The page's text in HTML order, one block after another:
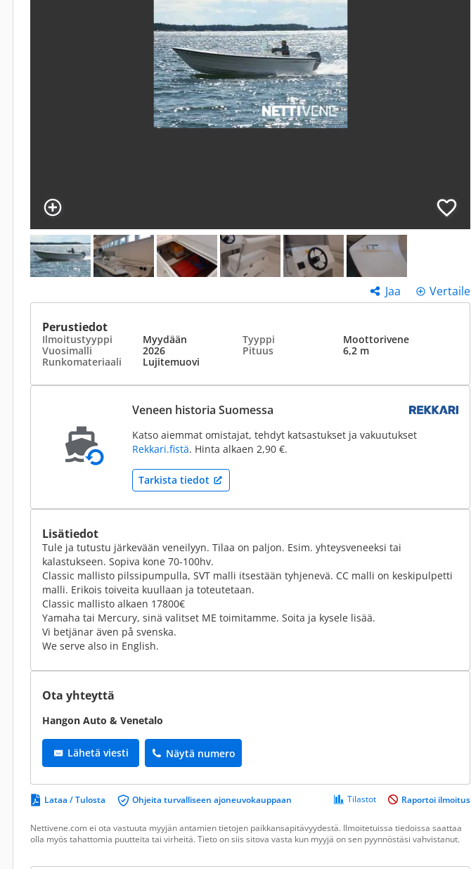
Jaa Vertaile
Perustiedot
Ilmoitustyyppi Myydään Tyyppi
Moottorivene
Vuosimalli
2026 Pituus
6,2 m
Runkomateriaali
Lujitemuovi
Veneen historia Suomessa
Katso aiemmat omistajat, tehdyt katsastukset ja vakuutukset
Rekkari.fistä. Hinta alkaen 2,90 €.
Tarkista tiedot
Lisätiedot
Tule ja tutustu järkevään veneilyyn. Tilaa on paljon. Esim. yhteysveneeksi tai
kalastukseen. Sopiva kone 70-100hv.
Classic mallisto pilssipumpulla, SVT malli itsestään tyhjenevä. CC malli on keskipulpetti
malli. Erikois toiveita kuullaan ja toteutetaan.
Classic mallisto alkaen 17800€
Yamaha tai Mercury, sinä valitset ME toimitamme. Soita ja kysele lisää.
Vi betjänar även på svenska.
We serve also in English.
Ota yhteyttä
Hangon Auto & Venetalo
Lähetä viesti Näytä numero
Lataa / Tulosta Ohjeita turvalliseen ajoneuvokauppaan Tilastot Raportoi ilmoitus
Nettivene.com ei ota vastuuta myyjän antamien tietojen paikkansapitävyydestä. Ilmoitetuissa tiedoissa saattaa
olla myös tahattomia puutteita tai virheitä. Tieto on siis sitova vasta kun myyjä on sen pyynnöstäsi vahvistanut.